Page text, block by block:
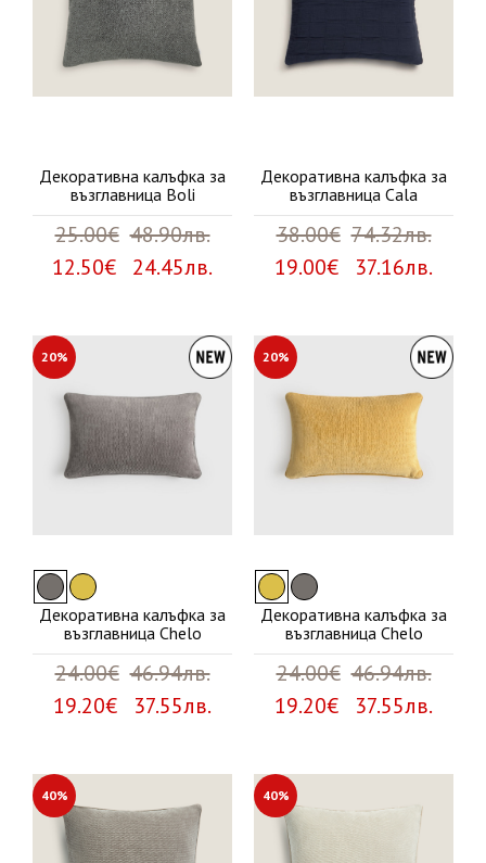
Декоративна калъфка за
възглавница Boli
25.00€ 48.90лв.
12.50€ 24.45лв.
Декоративна калъфка за
възглавница Cala
38.00€ 74.32лв.
19.00€ 37.16лв.
20%
Декоративна калъфка за
възглавница Chelo
24.00€ 46.94лв.
19.20€ 37.55лв.
20%
Декоративна калъфка за
възглавница Chelo
24.00€ 46.94лв.
19.20€ 37.55лв.
40% 40%